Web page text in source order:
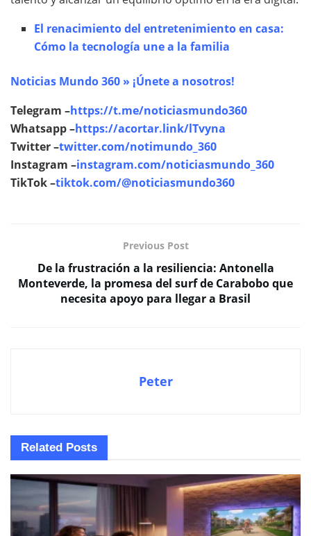
El renacimiento del entretenimiento en casa:
Cómo la tecnología une a la familia
Noticias Mundo 360 » ¡Únete a nosotros!
Telegram –https://t.me/noticiasmundo360
Whatsapp –https://acortar.link/lTvyna
Twitter –twitter.com/notimundo_360
Instagram –instagram.com/noticiasmundo_360
TikTok –tiktok.com/@noticiasmundo360
Previous Post
De la frustración a la resiliencia: Antonella
Monteverde, la promesa del surf de Carabobo que
necesita apoyo para llegar a Brasil
Peter
Related Posts